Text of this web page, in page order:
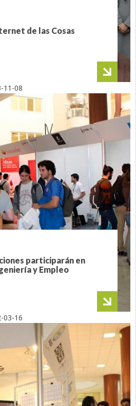
de las Cosas
participarán en
y Empleo
11-08
03-16